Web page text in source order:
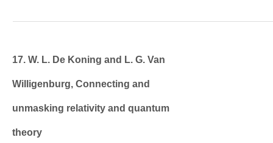
17. W. L. De Koning and L. G. Van
Willigenburg, Connecting and
unmasking relativity and quantum
theory